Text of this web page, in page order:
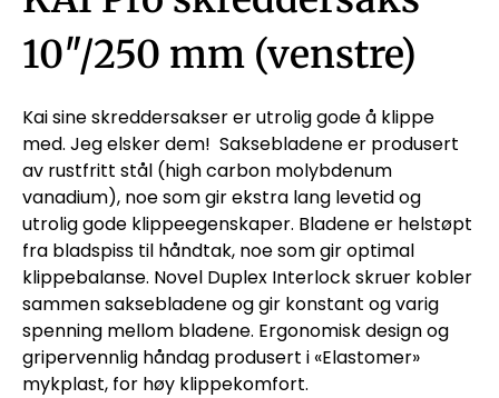
10″/250 mm (venstre)
Kai sine skreddersakser er utrolig gode å klippe
med. Jeg elsker dem! Saksebladene er produsert
av rustfritt stål (high carbon molybdenum
vanadium), noe som gir ekstra lang levetid og
utrolig gode klippeegenskaper. Bladene er helstøpt
fra bladspiss til håndtak, noe som gir optimal
klippebalanse. Novel Duplex Interlock skruer kobler
sammen saksebladene og gir konstant og varig
spenning mellom bladene. Ergonomisk design og
gripervennlig håndag produsert i «Elastomer»
mykplast, for høy klippekomfort.